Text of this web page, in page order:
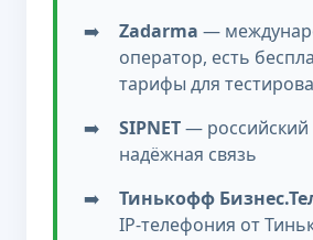
Zadarma —
оператор, есть
тарифы для
SIPNET— российский
надёжная связь
Тинькофф
IP-телефония от